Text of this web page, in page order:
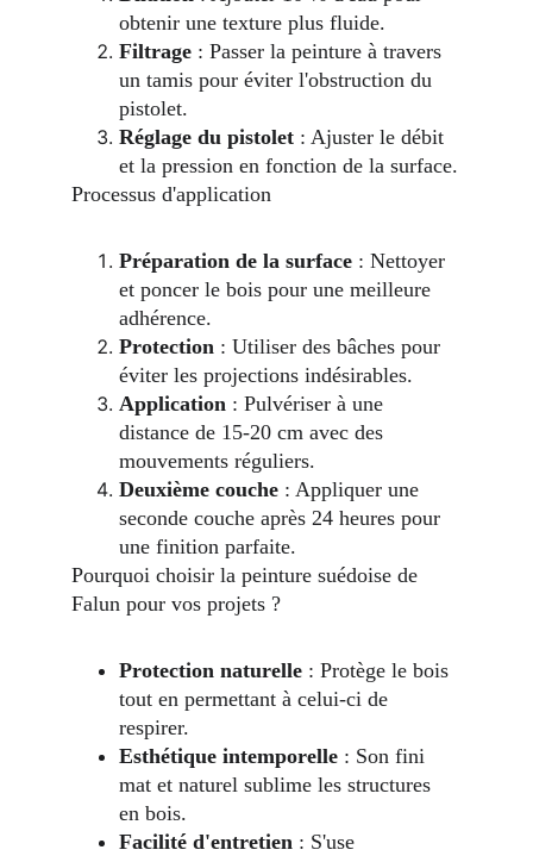
obtenir une texture plus fluide.
Filtrage : Passer la peinture à travers
un tamis pour éviter l'obstruction du
pistolet.
Réglage du pistolet : Ajuster le débit
et la pression en fonction de la surface.
Processus d'application
Préparation de la surface : Nettoyer
et poncer le bois pour une meilleure
adhérence.
Protection : Utiliser des bâches pour
éviter les projections indésirables.
Application : Pulvériser à une
distance de 15-20 cm avec des
mouvements réguliers.
Deuxième couche : Appliquer une
seconde couche après 24 heures pour
une finition parfaite.
Pourquoi choisir la peinture suédoise de
Falun pour vos projets ?
Protection naturelle : Protège le bois
tout en permettant à celui-ci de
respirer.
Esthétique intemporelle : Son fini
mat et naturel sublime les structures
en bois.
Facilité d'entretien : S'use